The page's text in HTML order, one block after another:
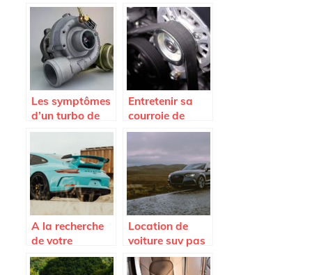
completes pas
cheres sur
Avatacar.com
plus; est-ce que
je dois changer
l’embrayage ?
Les symptômes
d’un turbo de
voiture HS et les
l’endommagem
ent
Entretenir sa
courroie de
distribution
son moteur
A la recherche
de votre
Porsche ideale
Location de
voiture suv pas
cher : les
avantages a